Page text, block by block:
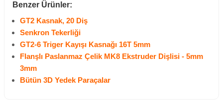
Benzer Ürünler:
GT2 Kasnak, 20 Diş
Senkron Tekerliği
GT2-6 Triger Kayışı Kasnağı 16T 5mm
Flanşlı Paslanmaz Çelik MK8 Ekstruder Dişlisi - 5mm
3mm
Bütün 3D Yedek Paraçalar